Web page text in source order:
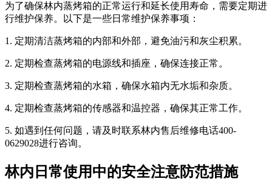
为了确保林内蒸烤箱的正常运行和延长使用寿命，需要定期进
行维护保养。以下是一些日常维护保养事项：
1. 定期清洁蒸烤箱的内部和外部，避免油污和灰尘积累。
2. 定期检查蒸烤箱的电源线和插座，确保连接正常。
3. 定期检查蒸烤箱的水箱，确保水箱内无水垢和杂质。
4. 定期检查蒸烤箱的传感器和温控器，确保其正常工作。
5. 如遇到任何问题，请及时联系林内售后维修电话400-
0629028进行咨询。
林内日常使用中的安全注意防范措施